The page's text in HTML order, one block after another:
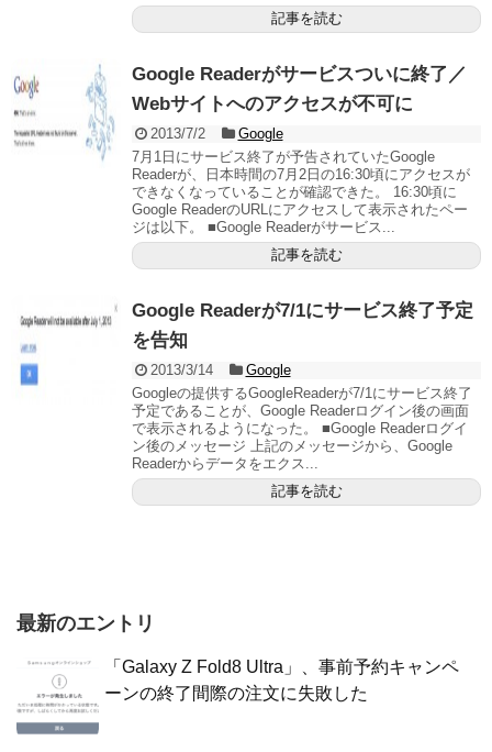
記事を読む
Google Readerがサービスついに終了／
Webサイトへのアクセスが不可に
2013/7/2
Google
7月1日にサービス終了が予告されていたGoogle
Readerが、日本時間の7月2日の16:30頃にアクセスが
できなくなっていることが確認できた。 16:30頃に
Google ReaderのURLにアクセスして表示されたペー
ジは以下。 ■Google Readerがサービス...
記事を読む
Google Readerが7/1にサービス終了予定
を告知
2013/3/14
Google
Googleの提供するGoogleReaderが7/1にサービス終了
予定であることが、Google Readerログイン後の画面
で表示されるようになった。 ■Google Readerログイ
ン後のメッセージ 上記のメッセージから、Google
Readerからデータをエクス...
記事を読む
最新のエントリ
「Galaxy Z Fold8 Ultra」、事前予約キャンペ
ーンの終了間際の注文に失敗した